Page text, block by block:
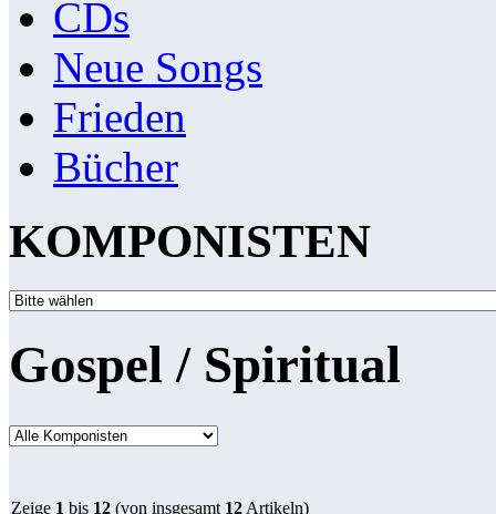
CDs
Neue Songs
Frieden
Bücher
KOMPONISTEN
Gospel / Spiritual
Zeige 1 bis 12 (von insgesamt 12 Artikeln)